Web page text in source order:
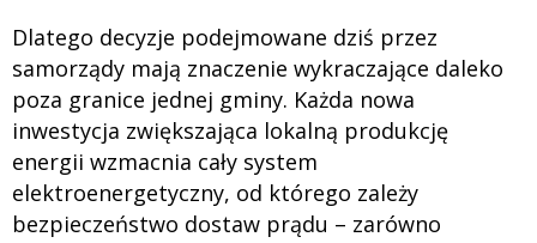
Dlatego decyzje podejmowane dziś przez
samorządy mają znaczenie wykraczające daleko
poza granice jednej gminy. Każda nowa
inwestycja zwiększająca lokalną produkcję
energii wzmacnia cały system
elektroenergetyczny, od którego zależy
bezpieczeństwo dostaw prądu – zarówno